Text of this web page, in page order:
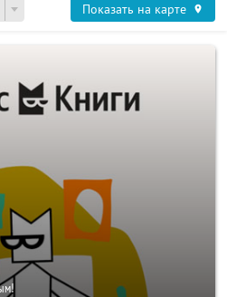
Показать на карте